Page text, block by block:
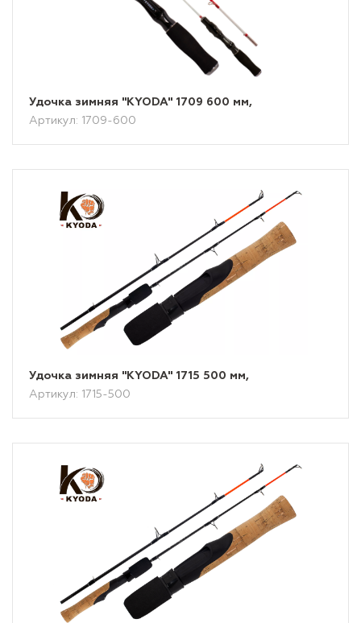
Удочка зимняя "KYODA" 1709 600 мм,
Артикул: 1709-600
Удочка зимняя "KYODA" 1715 500 мм,
Артикул: 1715-500